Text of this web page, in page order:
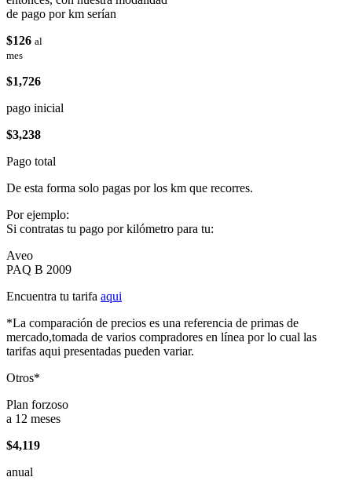
de pago por km serían
$126 al
mes
$1,726
pago inicial
$3,238
Pago total
De esta forma solo pagas por los km que recorres.
Por ejemplo:
Si contratas tu pago por kilómetro para tu:
Aveo
PAQ B 2009
Encuentra tu tarifa aqui
*La comparación de precios es una referencia de primas de
mercado,tomada de varios compradores en línea por lo cual las
tarifas aqui presentadas pueden variar.
Otros*
Plan forzoso
a 12 meses
$4,119
anual